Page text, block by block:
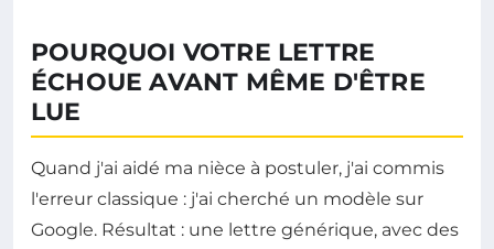
POURQUOI VOTRE LETTRE
ÉCHOUE AVANT MÊME D'ÊTRE
LUE
Quand j'ai aidé ma nièce à postuler, j'ai commis
l'erreur classique : j'ai cherché un modèle sur
Google. Résultat : une lettre générique, avec des